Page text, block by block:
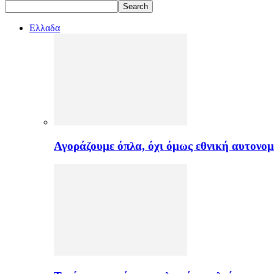
Ελλαδα
Αγοράζουμε όπλα, όχι όμως εθνική